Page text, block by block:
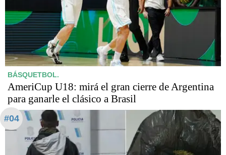
BÁSQUETBOL.
AmeriCup U18: mirá el gran cierre de Argentina
para ganarle el clásico a Brasil
#04